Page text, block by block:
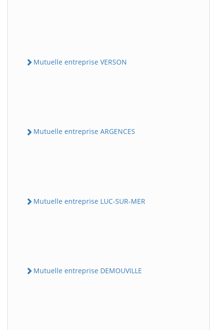
Mutuelle entreprise VERSON
Mutuelle entreprise ARGENCES
Mutuelle entreprise LUC-SUR-MER
Mutuelle entreprise DEMOUVILLE